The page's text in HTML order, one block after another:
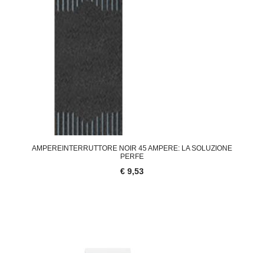
AMPEREINTERRUTTORE NOIR 45 AMPERE: LA SOLUZIONE
PERFE
€ 9,53